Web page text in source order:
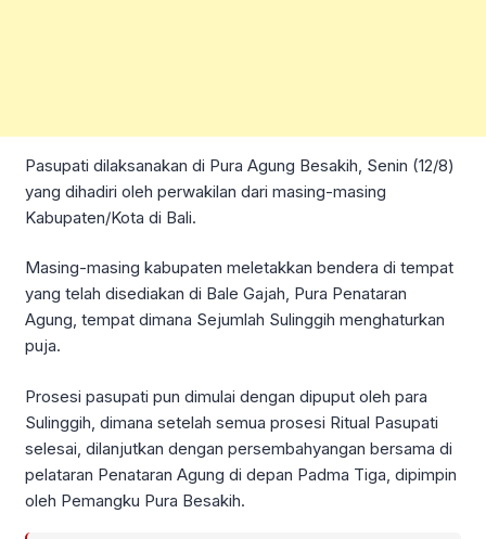
Pasupati dilaksanakan di Pura Agung Besakih, Senin (12/8)
yang dihadiri oleh perwakilan dari masing-masing
Kabupaten/Kota di Bali.
Masing-masing kabupaten meletakkan bendera di tempat
yang telah disediakan di Bale Gajah, Pura Penataran
Agung, tempat dimana Sejumlah Sulinggih menghaturkan
puja.
Prosesi pasupati pun dimulai dengan dipuput oleh para
Sulinggih, dimana setelah semua prosesi Ritual Pasupati
selesai, dilanjutkan dengan persembahyangan bersama di
pelataran Penataran Agung di depan Padma Tiga, dipimpin
oleh Pemangku Pura Besakih.